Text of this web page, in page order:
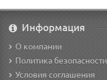
Информация
О компании
Политика безопасности
Условия соглашения